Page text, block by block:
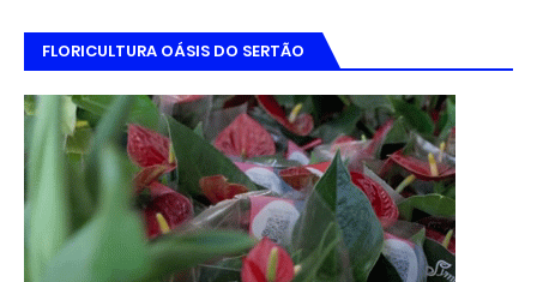
FLORICULTURA OÁSIS DO SERTÃO